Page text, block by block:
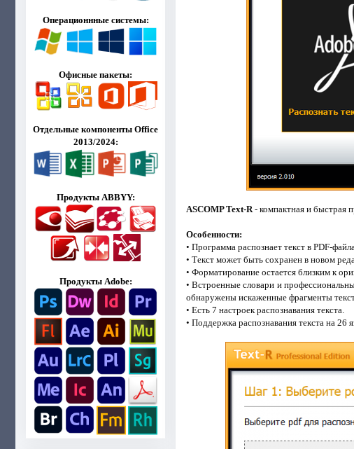
Операционнные системы:
Офисные пакеты:
Отдельные компоненты Office
2013/2024:
Продукты ABBYY:
Продукты Adobe:
ASCOMP Text-R- компактная и быстрая
Особенности:
• Программа распознает текст в PDF-
• Текст может быть сохранен в новом
• Форматирование остается близким к
• Встроенные словари и
обнаружены искаженные фрагменты
• Есть 7 настроек распознавания текста.
• Поддержка распознавания текста на 26